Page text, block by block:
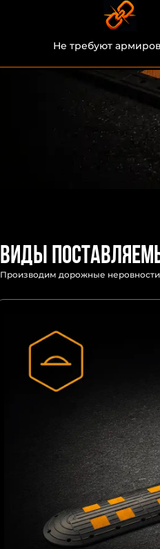
Не требуют
Виды
Производим дорожные